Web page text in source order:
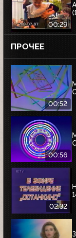
00:29
ПРОЧЕЕ
00:52
00:56
02:32